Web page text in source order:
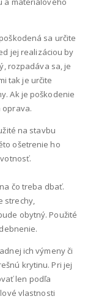
sa určite
jej realizáciou by
rozpadáva sa, je
tak je určite
Ak je poškodenie
oprava.
na stavbu
ošetrenie ho
čo treba dbať.
strechy,
obytný. Použité
ich výmeny či
krytinu. Pri jej
len podľa
vlastnosti